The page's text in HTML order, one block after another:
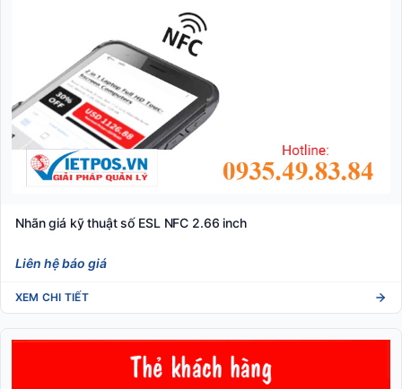
Nhãn giá kỹ thuật số ESL NFC 2.66 inch
Liên hệ báo giá
XEM CHI TIẾT